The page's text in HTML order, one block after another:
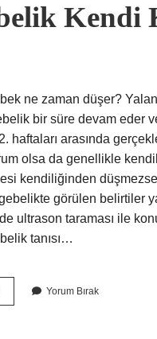
Kendi
ne zaman düşer?
bir süre devam eder
haftaları arasında
olsa da genellikle
kendiliğinden
görülen belirtiler
ultrason taraması ile
tanısı…
Yorum Bırak